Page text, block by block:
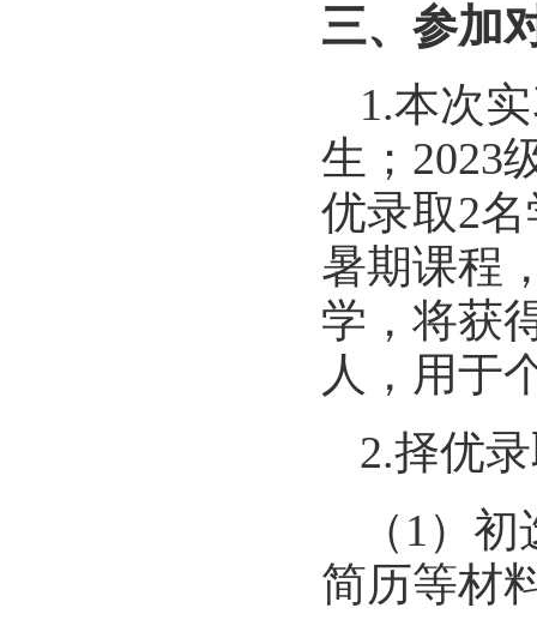
三、 参加
1.本次
生； 2023
优录取2
暑期课程
学，将获
人，用于
2.择优
（ 1）初
简历等材